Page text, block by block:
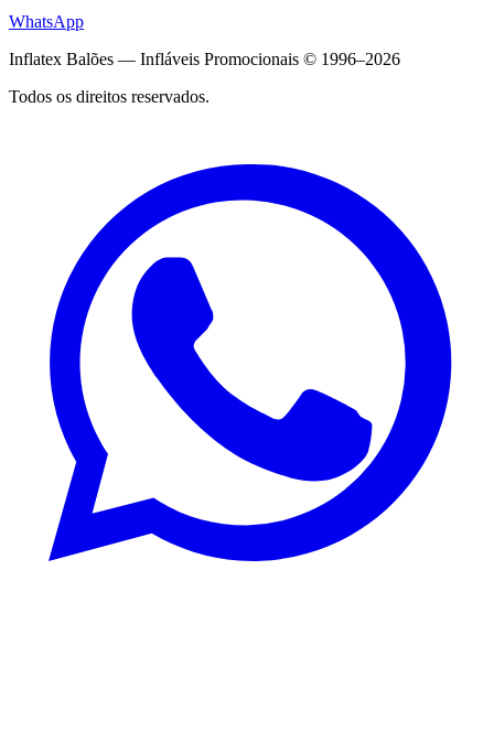
WhatsApp
Inflatex Balões — Infláveis Promocionais © 1996–2026
Todos os direitos reservados.